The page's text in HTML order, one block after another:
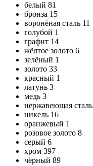
белый 81
бронза 15
воронёная сталь 11
голубой 1
графит 14
жёлтое золото 6
зелёный 1
золото 33
красный 1
латунь 3
медь 3
нержавеющая сталь
никель 16
оранжевый 1
розовое золото 8
серый 6
хром 397
чёрный 89